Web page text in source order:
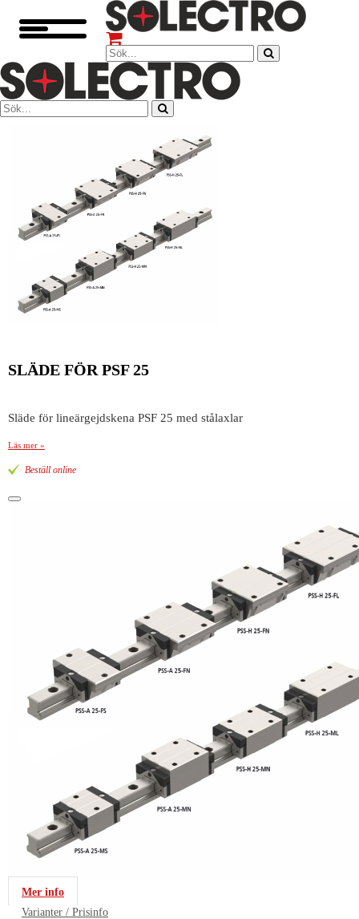
SLÄDE FÖR PSF 25
Släde för lineärgejdskena PSF 25 med stålaxlar
Läs mer »
Beställ online
Mer info
Varianter / Prisinfo